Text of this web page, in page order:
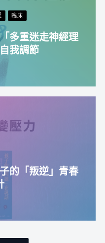
臨床
多重迷走神經理
我調節
的「叛逆」青春